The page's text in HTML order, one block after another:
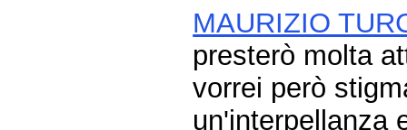
MAURIZIO
presterò molta
vorrei però
un'interpellanza